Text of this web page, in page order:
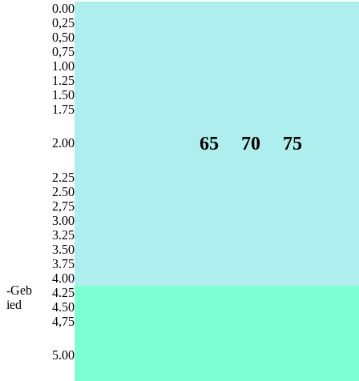
-Geb
ied
0.00
0,25
0,50
0,75
1.00
1.25
1.50
1.75
2.00 65 70 75
2.25
2.50
2,75
3.00
3.25
3.50
3.75
4.00
4.25
4.50
4,75
5.00